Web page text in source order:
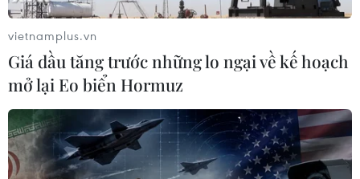
vietnamplus.vn
Giá dầu tăng trước những lo ngại về kế hoạch
mở lại Eo biển Hormuz